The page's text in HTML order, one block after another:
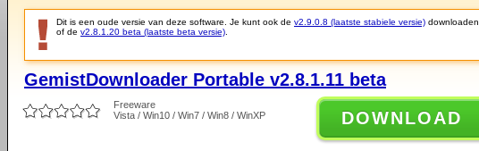
Dit is een oude versie van deze software. Je kunt ook de v2.9.0.8 (laatste stabiele versie) downloaden.
of de v2.8.1.20 beta (laatste beta versie)
GemistDownloader Portable v2.8.1.11 beta
Freeware
Vista / Win10 / Win7 / Win8 / WinXP
DOWNLOAD